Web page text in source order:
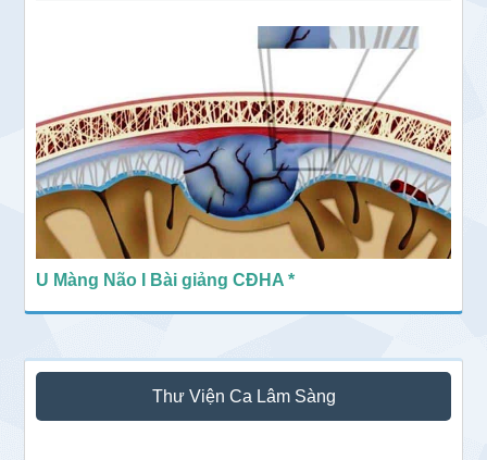
U Màng Não I Bài giảng CĐHA *
Thư Viện Ca Lâm Sàng